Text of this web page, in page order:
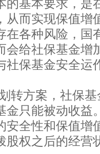
的基本要求，是
从而实现保值增
在各种风险，国
会给社保基金增
社保基金安全运
转方案，社保
金只能被动收益
安全性和保值增
股权之后的经营